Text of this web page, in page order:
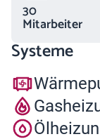
30
Mitarbeiter
Systeme